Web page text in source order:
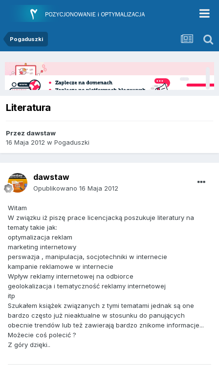
Pogaduszki
Literatura
Przez dawstaw
16 Maja 2012 w Pogaduszki
dawstaw
Opublikowano 16 Maja 2012
Witam
W związku iż piszę prace licencjacką poszukuje literatury na
tematy takie jak:
optymalizacja reklam
marketing internetowy
perswazja , manipulacja, socjotechniki w internecie
kampanie reklamowe w internecie
Wpływ reklamy internetowej na odbiorce
geolokalizacja i tematyczność reklamy internetowej
itp
Szukałem książek związanych z tymi tematami jednak są one
bardzo często już nieaktualne w stosunku do panujących
obecnie trendów lub też zawierają bardzo znikome informacje...
Możecie coś polecić ?
Z góry dzięki..